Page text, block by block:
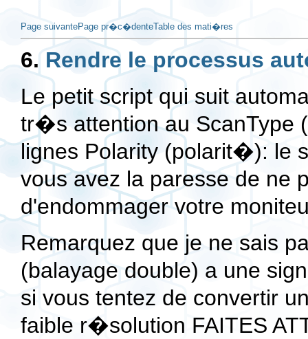
Page suivantePage pr�c�denteTable des mati�res
6. Rendre le processus
Le petit script qui suit
tr�s attention au ScanType
lignes Polarity (polarit�): le
vous avez la paresse de ne
d'endommager votre
Remarquez que je ne sais
(balayage double) a une
si vous tentez de convertir
faible r�solution FAITES